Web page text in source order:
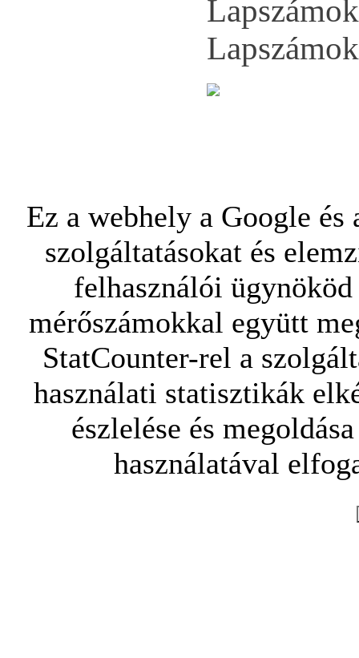
Ez a webhely a Google
szolgáltatásokat és
felhasználói
mérőszámokkal együtt
StatCounter-rel a
használati statisztikák
észlelése és
használatával